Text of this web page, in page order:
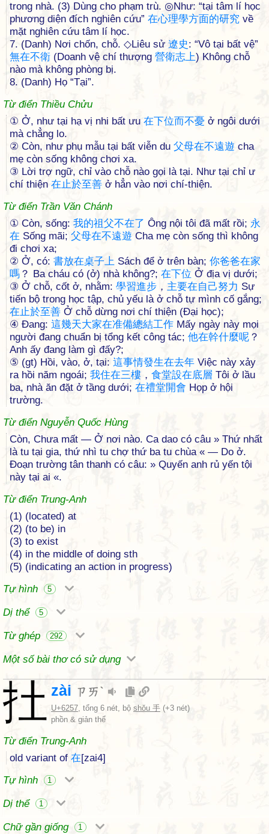
trong nhà. (3) Dùng cho phạm trù. ◎Như: “tại tâm lí học
phương diện đích nghiên cứu” 在心理學方面的研究 về
mặt nghiên cứu tâm lí học.
7. (Danh) Nơi chốn, chỗ. ◇Liêu sử 遼史: “Vô tại bất vệ”
無在不衛 (Doanh vệ chí thượng 營衛志上) Không chỗ
nào mà không phòng bị.
8. (Danh) Họ “Tại”.
Từ điển Thiều Chửu
① Ở, như tại hạ vị nhi bất ưu 在下位而不憂 ở ngôi dưới
mà chẳng lo.
② Còn, như phụ mẫu tại bất viễn du 父母在不遠遊 cha
mẹ còn sống không chơi xa.
③ Lời trợ ngữ, chỉ vào chỗ nào gọi là tại. Như tại chỉ ư
chí thiện 在止於至善 ở hẳn vào nơi chí-thiện.
Từ điển Trần Văn Chánh
① Còn, sống: 我的祖父不在了 Ông nội tôi đã mất rồi; 永
在 Sống mãi; 父母在不遠遊 Cha mẹ còn sống thì không
đi chơi xa;
② Ở, có: 書放在桌子上 Sách để ở trên bàn; 你爸爸在家
嗎 ？ Ba cháu có (ở) nhà không?; 在下位 Ở địa vị dưới;
③ Ở chỗ, cốt ở, nhằm: 學習進步 ， 主要在自己努力 Sự
tiến bộ trong học tập, chủ yếu là ở chỗ tự mình cố gắng;
在止於至善 Ở chỗ dừng nơi chí thiện (Đại học);
④ Đang: 這幾天大家在准備總結工作 Mấy ngày này mọi
người đang chuẩn bị tổng kết công tác; 他在幹什麼呢 ？
Anh ấy đang làm gì đấy?;
⑤ (gt) Hồi, vào, ở, tại: 這事情發生在去年 Việc này xảy
ra hồi năm ngoái; 我住在三樓 ， 食堂設在底層 Tôi ở lầu
ba, nhà ăn đặt ở tầng dưới; 在禮堂開會 Họp ở hội
trường.
Từ điển Nguyễn Quốc Hùng
Còn, Chưa mất — Ở nơi nào. Ca dao có câu » Thứ nhất
là tu tại gia, thứ nhì tu chợ thứ ba tu chùa « — Do ở.
Đoạn trường tân thanh có câu: » Quyến anh rủ yến tội
này tại ai «.
Từ điển Trung-Anh
(1) (located) at
(2) (to be) in
(3) to exist
(4) in the middle of doing sth
(5) (indicating an action in progress)
Tự hình
5
Dị thể 5
Từ ghép 292
Một số bài thơ có sử dụng
扗 zài ㄗㄞˋ
U+6257, tổng 6 nét, bộ shǒu 手 (+3 nét)
phồn & giản thể
Từ điển Trung-Anh
old variant of 在[zai4]
Tự hình
1
Dị thể 1
Chữ gần giống 1